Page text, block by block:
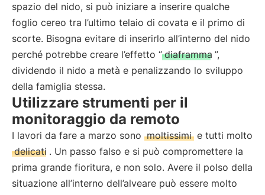
spazio del nido, si può iniziare a inserire qualche
foglio cereo tra l’ultimo telaio di covata e il primo di
scorte. Bisogna evitare di inserirlo all’interno del nido
perché potrebbe creare l’effetto “ diaframma ”,
dividendo il nido a metà e penalizzando lo sviluppo
della famiglia stessa.
Utilizzare strumenti per il
monitoraggio da remoto
I lavori da fare a marzo sono moltissimi e tutti molto
delicati . Un passo falso e si può compromettere la
prima grande fioritura, e non solo. Avere il polso della
situazione all’interno dell’alveare può essere molto